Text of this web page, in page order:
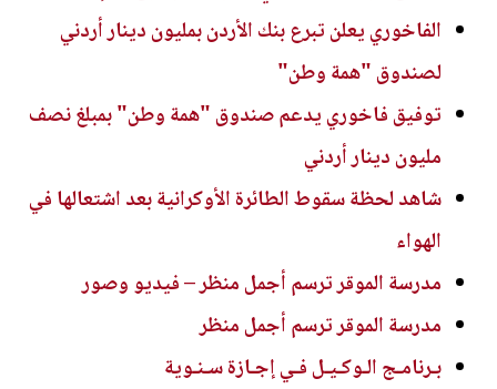
الفاخوري يعلن تبرع بنك الأردن بمليون دينار أردني
لصندوق "همة وطن"
توفيق فاخوري يدعم صندوق "همة وطن" بمبلغ نصف
مليون دينار أردني
شاهد لحظة سقوط الطائرة الأوكرانية بعد اشتعالها في
الهواء
مدرسة الموقر ترسم أجمل منظر – فيديو وصور
مدرسة الموقر ترسم أجمل منظر
بـرنامـج الـوكـيـل فـي إجـازة سـنـوية